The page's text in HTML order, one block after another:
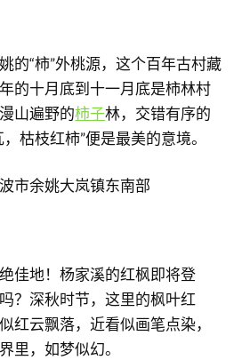
的“柿”外桃源，这个百年古村藏
的十月底到十一月底是柿林村
山遍野的柿子林，交错有序的
枯枝红柿”便是最美的意境。
市余姚大岚镇东南部
佳地！杨家溪的红枫即将登
？深秋时节，这里的枫叶红
红云飘落，近看似画笔点染，
里，如梦似幻。